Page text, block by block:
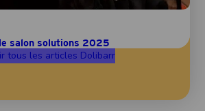
salon solutions 2025
tous les articles Dolibarr